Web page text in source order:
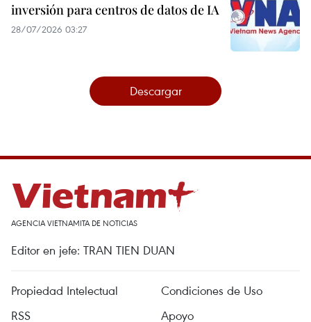
inversión para centros de datos de IA
28/07/2026 03:27
Descargar
AGENCIA VIETNAMITA DE NOTICIAS
Editor en jefe: TRAN TIEN DUAN
Propiedad Intelectual
Condiciones de Uso
RSS
Apoyo